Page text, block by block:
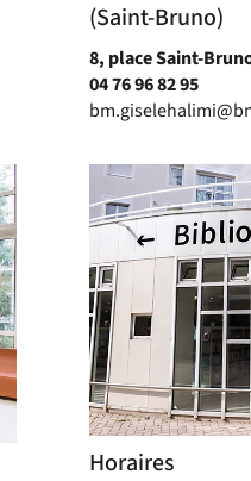
(Saint-Bruno)
8, place Saint-
04 76 96 82 95
Horaires